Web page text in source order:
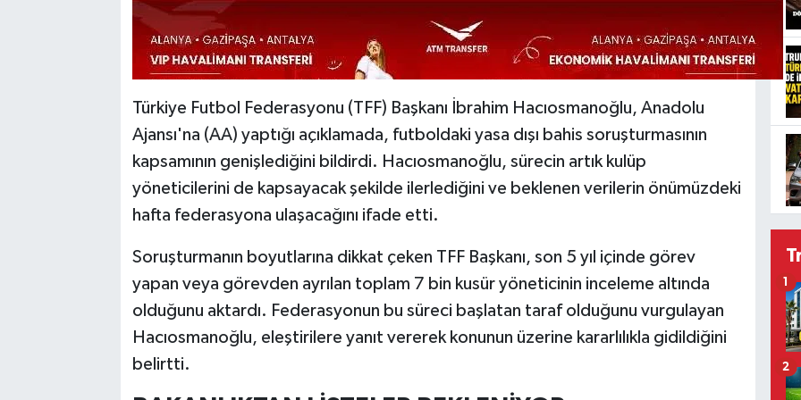
Türkiye Futbol Federasyonu (TFF) Başkanı İbrahim Hacıosmanoğlu, Anadolu
Ajansı'na (AA) yaptığı açıklamada, futboldaki yasa dışı bahis soruşturmasının
kapsamının genişlediğini bildirdi. Hacıosmanoğlu, sürecin artık kulüp
yöneticilerini de kapsayacak şekilde ilerlediğini ve beklenen verilerin önümüzdeki
hafta federasyona ulaşacağını ifade etti.
Soruşturmanın boyutlarına dikkat çeken TFF Başkanı, son 5 yıl içinde görev
yapan veya görevden ayrılan toplam 7 bin kusür yöneticinin inceleme altında
olduğunu aktardı. Federasyonun bu süreci başlatan taraf olduğunu vurgulayan
Hacıosmanoğlu, eleştirilere yanıt vererek konunun üzerine kararlılıkla gidildiğini
belirtti.
1
2